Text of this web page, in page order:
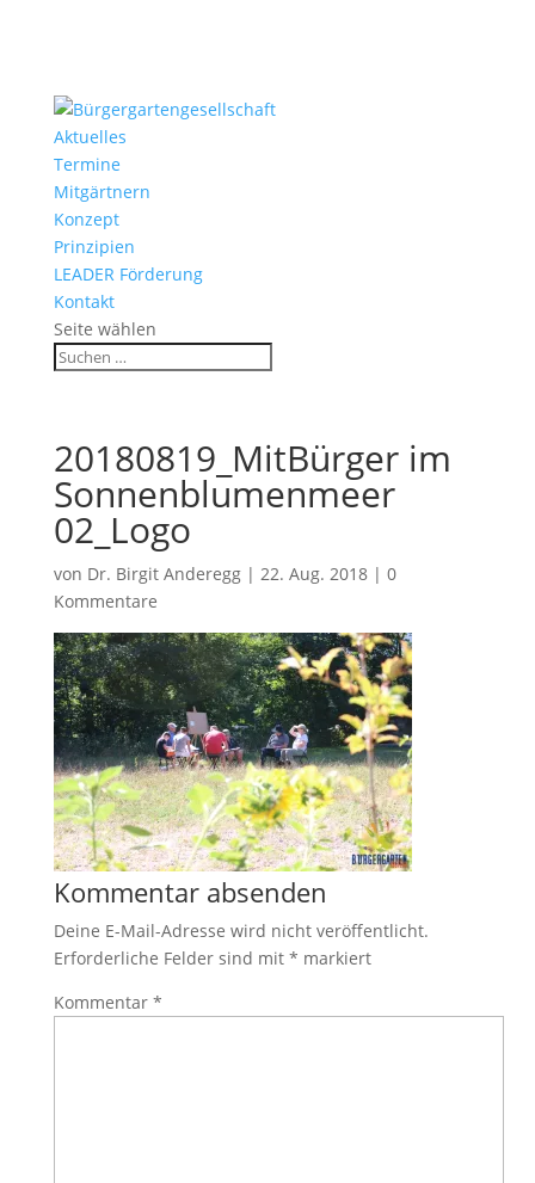
Aktuelles
Termine
Mitgärtnern
Konzept
Prinzipien
LEADER Förderung
Kontakt
Seite wählen
20180819_MitBürger im
Sonnenblumenmeer
02_Logo
von Dr. Birgit Anderegg| 22. Aug. 2018| 0
Kommentare
Kommentar absenden
Deine E-Mail-Adresse wird nicht veröffentlicht.
Erforderliche Felder sind mit * markiert
Kommentar *